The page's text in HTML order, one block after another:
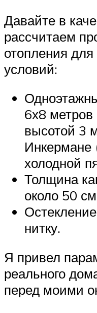
Давайте в
рассчитаем
отопления
условий:
6х8 метров
высотой 3
Инкермане
холодной
Толщина
около 50
нитку.
Я привел
реального
перед моими